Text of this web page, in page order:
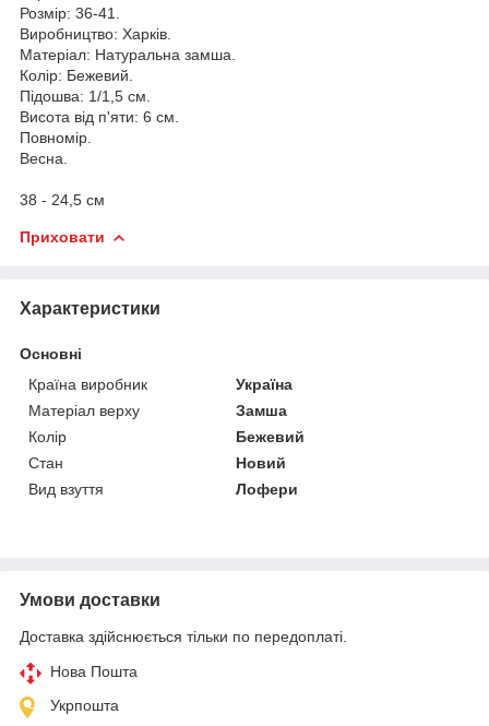
Розмір: 36-41.
Виробництво: Харків.
Матеріал: Натуральна замша.
Колір: Бежевий.
Підошва: 1/1,5 см.
Висота від п'яти: 6 см.
Повномір.
Весна.
38 - 24,5 см
Приховати
Характеристики
Основні
Країна виробник
Україна
Матеріал верху
Замша
Колір
Бежевий
Стан
Новий
Вид взуття
Лофери
Умови доставки
Доставка здійснюється тільки по передоплаті.
Нова Пошта
Укрпошта